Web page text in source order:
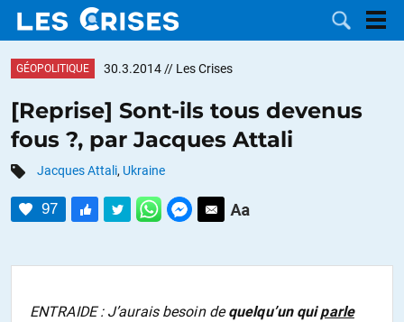
DOSSIERS
CATÉGORIES
GÉOPOLITIQUE 30.3.2014 // Les Crises
[Reprise] Sont-ils tous devenus
fous ?, par Jacques Attali
Jacques Attali, Ukraine
97
ENTRAIDE : J’aurais besoin dequelqu’un quiparle